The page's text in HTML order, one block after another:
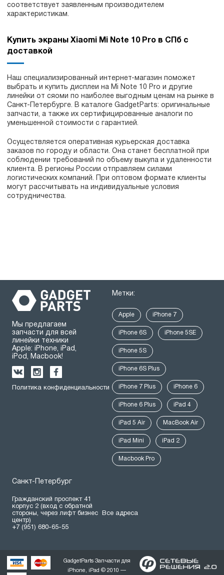
соответствует заявленным производителем
характеристикам.
Купить экраны Xiaomi Mi Note 10 Pro в СПб с
доставкой
Наш специализированный интернет-магазин поможет
выбрать и купить дисплеи на Mi Note 10 Pro и другие
линейки от сяоми по наиболее выгодным ценам на рынке в
Санкт-Петербурге. В каталоге GadgetParts: оригинальные
запчасти, а также их сертифицированные аналоги по
уменьшенной стоимости с гарантией.
Осуществляется оперативная курьерская доставка
заказов по городу и области. Она станет бесплатной при
соблюдении требований по объему выкупа и удаленности
клиента. В регионы России отправляем силами
логистических компаний. При оптовом формате клиенты
могут рассчитывать на индивидуальные условия
сотрудничества.
Мы предлагаем
запчасти для всей
линейки техники
Apple: iPhone, iPad,
iPod, Macbook!
Политика конфиденциальности
Метки:
Apple iPhone 7
iPhone 6S iPhone 5SE
iPhone 5S
iPhone 6S Plus
iPhone 7 Plus iPhone 6
iPhone 6 Plus iPad 4
iPad 5 Air MacBook Air
iPad Mini iPad 2
Macbook Pro
Санкт-Петербург
Гражданский проспект 41
корпус 2 (вход с обратной
стороны, через лифт бизнес
центр)
+7 (951) 680-65-55
Все адреса
GadgetParts Запчасти для
iPhone, iPad © 2010 —